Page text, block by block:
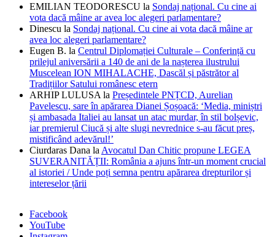
EMILIAN TEODORESCU la Sondaj național. Cu cine ai
vota dacă mâine ar avea loc alegeri parlamentare?
Dinescu la Sondaj național. Cu cine ai vota dacă mâine ar
avea loc alegeri parlamentare?
Eugen B. la Centrul Diplomației Culturale – Conferință cu
prilejul aniversării a 140 de ani de la nașterea ilustrului
Muscelean ION MIHALACHE, Dascăl și păstrător al
Tradițiilor Satului românesc etern
ARHIP LULUSA la Președintele PNȚCD, Aurelian
Pavelescu, sare în apărarea Dianei Șoșoacă: ‘Media, miniștri
și ambasada Italiei au lansat un atac murdar, în stil bolșevic,
iar premierul Ciucă și alte slugi nevrednice s-au făcut preș,
mistificând adevărul!’
Ciurdaras Dana la Avocatul Dan Chitic propune LEGEA
SUVERANITĂȚII: România a ajuns într-un moment crucial
al istoriei / Unde poți semna pentru apărarea drepturilor și
intereselor țării
Facebook
YouTube